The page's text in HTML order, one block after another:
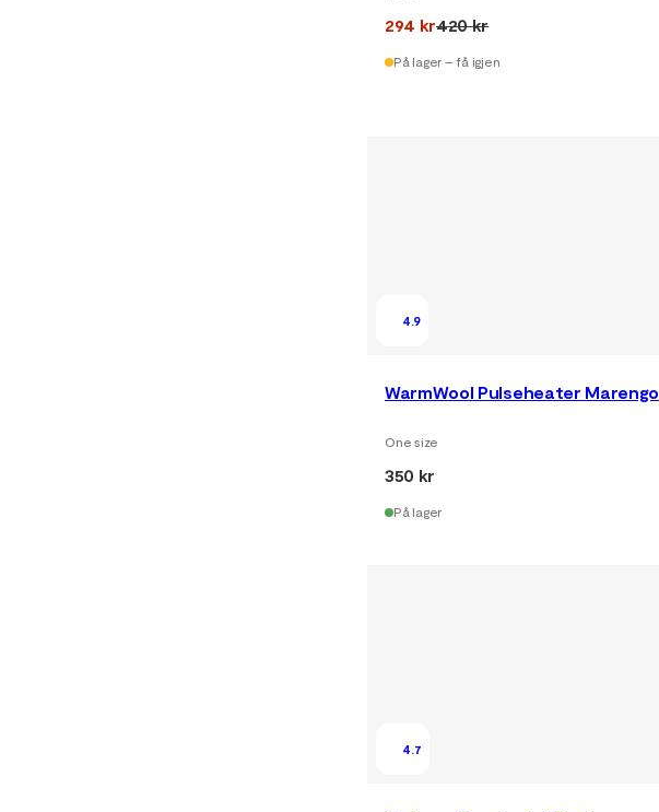
294 kr420 kr
På lager – få igjen
4.9
WarmWool Pulseheater Marengo
One size
350 kr
På lager
4.7